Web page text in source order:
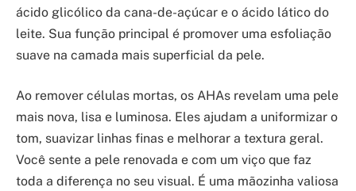
ácido glicólico da cana-de-açúcar e o ácido lático do
leite. Sua função principal é promover uma esfoliação
suave na camada mais superficial da pele.
Ao remover células mortas, os AHAs revelam uma pele
mais nova, lisa e luminosa. Eles ajudam a uniformizar o
tom, suavizar linhas finas e melhorar a textura geral.
Você sente a pele renovada e com um viço que faz
toda a diferença no seu visual. É uma mãozinha valiosa